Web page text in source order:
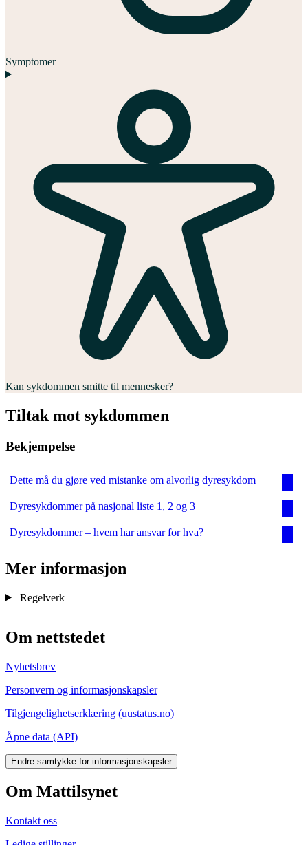
Symptomer
Kan sykdommen smitte til mennesker?
Tiltak mot sykdommen
Bekjempelse
Dette må du gjøre ved mistanke om alvorlig dyresykdom
Dyresykdommer på nasjonal liste 1, 2 og 3
Dyresykdommer – hvem har ansvar for hva?
Mer informasjon
Regelverk
Om nettstedet
Nyhetsbrev
Personvern og informasjonskapsler
Tilgjengelighetserklæring (uustatus.no)
Åpne data (API)
Endre samtykke for informasjonskapsler
Om Mattilsynet
Kontakt oss